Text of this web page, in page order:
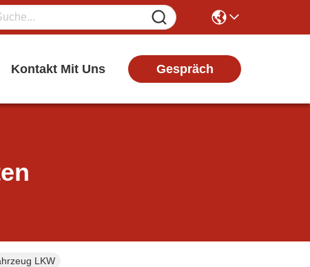
Kontakt Mit Uns Gespräch
LKW